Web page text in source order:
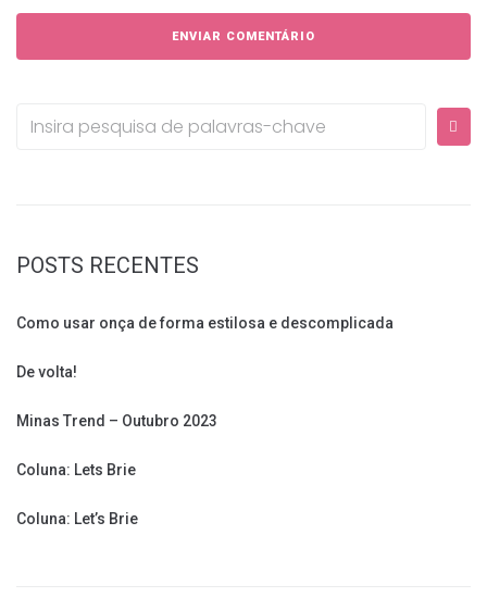
Procurar:
POSTS RECENTES
Como usar onça de forma estilosa e descomplicada
De volta!
Minas Trend – Outubro 2023
Coluna: Lets Brie
Coluna: Let’s Brie